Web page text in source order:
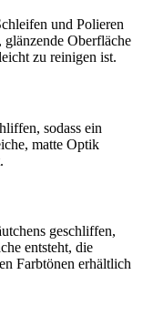
und Polieren
Oberfläche
zu reinigen ist.
sodass ein
matte Optik
geschliffen,
entsteht, die
Farbtönen erhältlich